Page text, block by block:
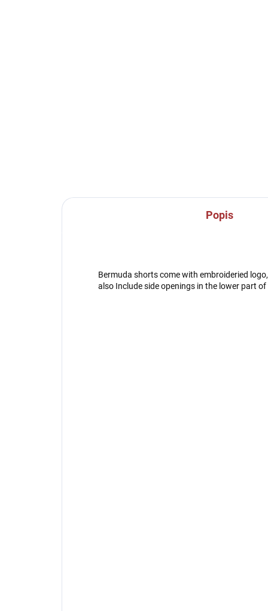
Popis
Bermuda shorts come with embroideried
also Include side openings in the lower part of